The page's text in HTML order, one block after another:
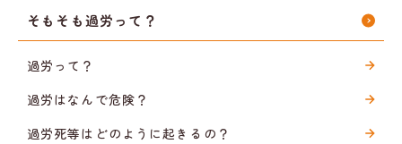
そもそも過労って？
過労って？
過労はなんで危険？
過労死等はどのように起きるの？